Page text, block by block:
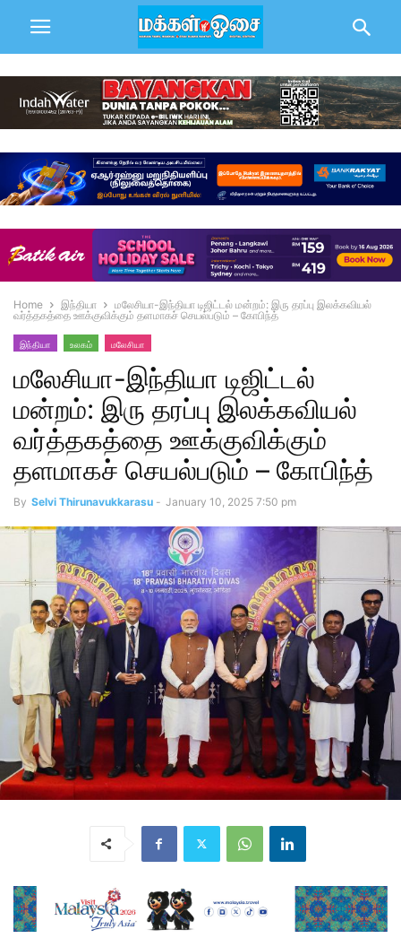
Home இந்தியா
மலேசியா-இந்தியா டிஜிட்டல் மன்றம்: இரு தரப்பு இலக்கவியல்
வர்த்தகத்தை ஊக்குவிக்கும் தளமாகச் செயல்படும் – கோபிந்த்
இந்தியா உலகம் மலேசியா
மலேசியா-இந்தியா டிஜிட்டல்
மன்றம்: இரு தரப்பு இலக்கவியல்
வர்த்தகத்தை ஊக்குவிக்கும்
தளமாகச் செயல்படும் – கோபிந்த்
By Selvi Thirunavukkarasu - January 10, 2025 7:50 pm